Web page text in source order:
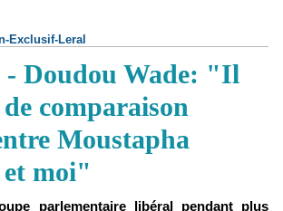
Exclusif-Leral
- Doudou Wade: "Il
comparaison
Moustapha
moi"
parlementaire libéral pendant plus